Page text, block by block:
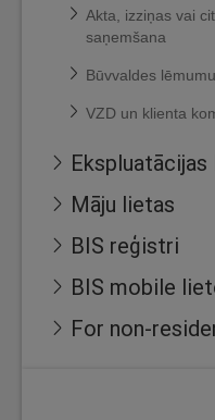
Akta, izziņas vai
saņemšana
Būvvaldes
VZD un klienta
Ekspluatācijas
Māju lietas
BIS reģistri
BIS mobile
For non-